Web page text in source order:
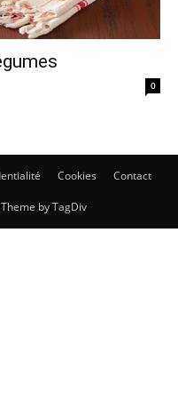
0
Cookies Contact
by TagDiv